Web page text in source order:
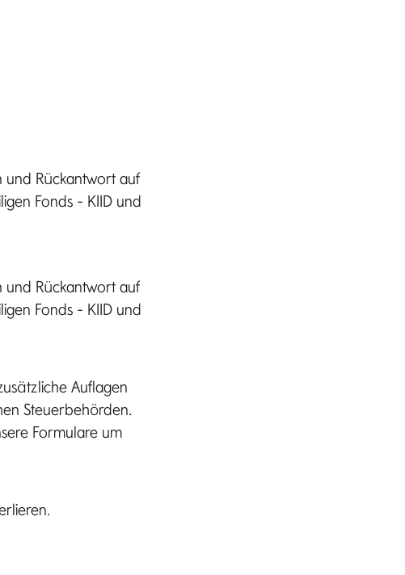
und Rückantwort auf
Fonds - KIID und
und Rückantwort auf
Fonds - KIID und
Auflagen
Steuerbehörden.
Formulare um